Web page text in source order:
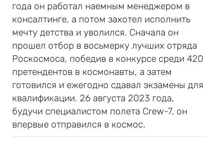
года он работал наемным менеджером в
консалтинге, а потом захотел исполнить
мечту детства и уволился. Сначала он
прошел отбор в восьмерку лучших отряда
Роскосмоса, победив в конкурсе среди 420
претендентов в космонавты, а затем
готовился и ежегодно сдавал экзамены для
квалификации. 26 августа 2023 года,
будучи специалистом полета Crew-7, он
впервые отправился в космос.